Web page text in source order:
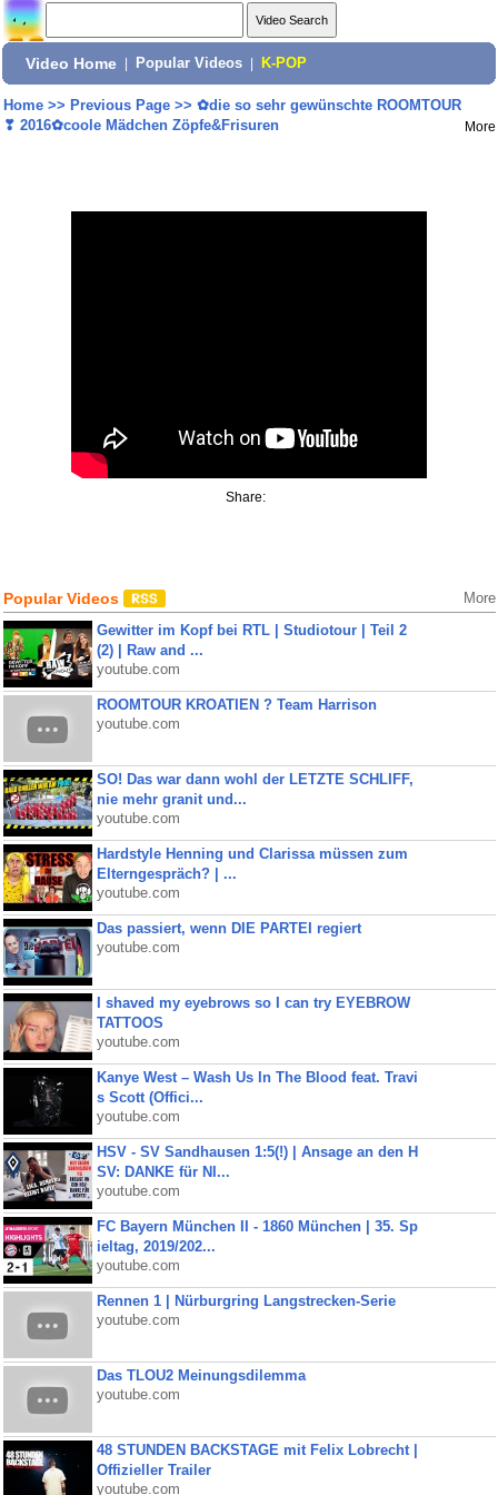
Video Home Popular Videos K-POP
Home>> Previous Page>> ✿die so sehr gewünschte ROOMTOUR
❣ 2016✿coole Mädchen Zöpfe&Frisuren
More
Share:
Popular Videos More
Gewitter im Kopf bei RTL | Studiotour | Teil 2
(2) | Raw and ...
youtube.com
ROOMTOUR KROATIEN ? Team Harrison
youtube.com
SO! Das war dann wohl der LETZTE SCHLIFF,
nie mehr granit und...
youtube.com
Hardstyle Henning und Clarissa müssen zum
Elterngespräch? | ...
youtube.com
Das passiert, wenn DIE PARTEI regiert
youtube.com
I shaved my eyebrows so I can try EYEBROW
TATTOOS
youtube.com
Kanye West – Wash Us In The Blood feat. Travi
s Scott (Offici...
youtube.com
HSV - SV Sandhausen 1:5(!) | Ansage an den H
SV: DANKE für NI...
youtube.com
FC Bayern München II - 1860 München | 35. Sp
ieltag, 2019/202...
youtube.com
Rennen 1 | Nürburgring Langstrecken-Serie
youtube.com
Das TLOU2 Meinungsdilemma
youtube.com
48 STUNDEN BACKSTAGE mit Felix Lobrecht |
Offizieller Trailer
youtube.com